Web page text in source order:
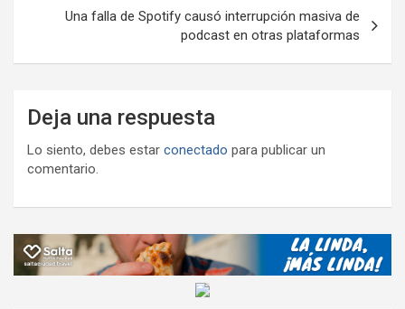
Una falla de Spotify causó interrupción masiva de
podcast en otras plataformas
Deja una respuesta
Lo siento, debes estar conectado para publicar un
comentario.